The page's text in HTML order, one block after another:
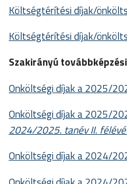
Költségtérítési díjak/
Költségtérítési díjak/
Szakirányú
Onköltségi díjak a 2025/
Onköltségi díjak a 2025/
2024/2025. tanév II.
Onköltségi díjak a 2024/